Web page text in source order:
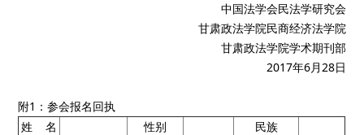
中国法学会民法学研究会
甘肃政法学院民商经济法学院
甘肃政法学院学术期刊部
2017年6月28日
附1：参会报名回执
姓 名
性别
民族